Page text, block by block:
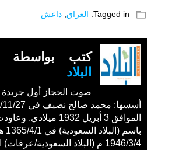
folder_open
Tagged in: العراق داعش
كتب بواسطة
البلاد
صوت الحجاز أول جريدة
الموافق 3 أبريل 1932
باسم
1946/3/4 م (البلاد السعودية/